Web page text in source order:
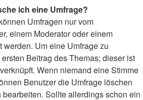
ich eine Umfrage?
Umfragen nur vom
einem Moderator oder einem
Um eine Umfrage zu
Beitrag des Themas; dieser ist
Wenn niemand eine Stimme
Benutzer die Umfrage löschen
Sollte allerdings schon ein